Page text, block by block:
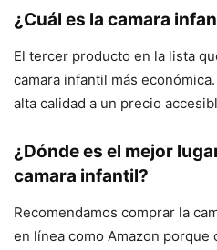
¿Cuál es la camara
El tercer producto en la lista
camara infantil más
alta calidad a un precio
¿Dónde es el mejor
camara infantil?
Recomendamos comprar la
en línea como Amazon porque